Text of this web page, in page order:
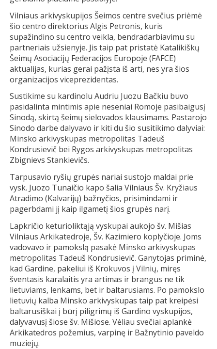
Vilniaus arkivyskupijos Šeimos centre svečius priėmė
šio centro direktorius Algis Petronis, kuris
supažindino su centro veikla, bendradarbiavimu su
partneriais užsienyje. Jis taip pat pristatė Katalikiškų
Šeimų Asociacijų Federacijos Europoje (FAFCE)
aktualijas, kurias gerai pažįsta iš arti, nes yra šios
organizacijos viceprezidentas.
Sustikime su kardinolu Audriu Juozu Bačkiu buvo
pasidalinta mintimis apie neseniai Romoje pasibaigusį
Sinodą, skirtą šeimų sielovados klausimams. Pastarojo
Sinodo darbe dalyvavo ir kiti du šio susitikimo dalyviai:
Minsko arkivyskupas metropolitas Tadeuš
Kondrusievič bei Rygos arkivyskupas metropolitas
Zbignievs Stankievičs.
Tarpusavio ryšių grupės nariai sustojo maldai prie
vysk. Juozo Tunaičio kapo šalia Vilniaus Šv. Kryžiaus
Atradimo (Kalvarijų) bažnyčios, prisimindami ir
pagerbdami jį kaip ilgametį šios grupės narį.
Lapkričio keturioliktąją vyskupai aukojo šv. Mišias
Vilniaus Arkikatedroje, Šv. Kazimiero koplyčioje. Joms
vadovavo ir pamokslą pasakė Minsko arkivyskupas
metropolitas Tadeuš Kondrusievič. Ganytojas priminė,
kad Gardine, pakeliui iš Krokuvos į Vilnių, miręs
šventasis karalaitis yra artimas ir brangus ne tik
lietuviams, lenkams, bet ir baltarusiams. Po pamokslo
lietuvių kalba Minsko arkivyskupas taip pat kreipėsi
baltarusiškai į būrį piligrimų iš Gardino vyskupijos,
dalyvavusį šiose šv. Mišiose. Vėliau svečiai aplankė
Arkikatedros požemius, varpinę ir Bažnytinio paveldo
muziejų.